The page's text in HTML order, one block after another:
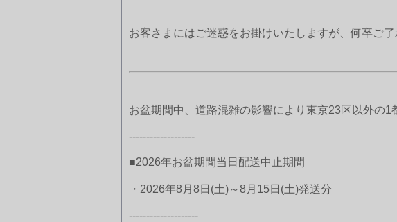
お客さまにはご迷惑をお掛けいたしますが、何卒ご
お盆期間中、道路混雑の影響により東京23区以外の
-------------------
■2026年お盆期間当日配送中止期間
・2026年8月8日(土)～8月15日(土)発送分
--------------------